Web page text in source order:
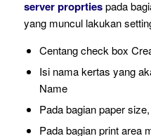
server proprtiespada
yang muncul lakukan
Centang check box
Isi nama kertas yang
Name
Pada bagian paper
Pada bagian print area